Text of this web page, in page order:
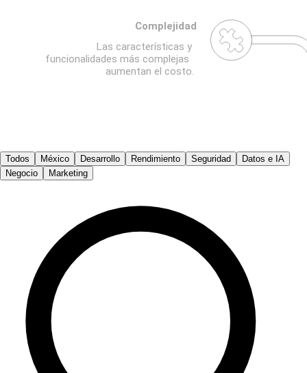
Todos México Desarrollo Rendimiento Seguridad
Datos e IA
Negocio
Marketing